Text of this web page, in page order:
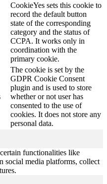
CookieYes sets this cookie to
record the default button
state of the corresponding
category and the status of
CCPA. It works only in
coordination with the
primary cookie.
The cookie is set by the
GDPR Cookie Consent
plugin and is used to store
whether or not user has
consented to the use of
cookies. It does not store any
personal data.
functionalities like
social media platforms, collect